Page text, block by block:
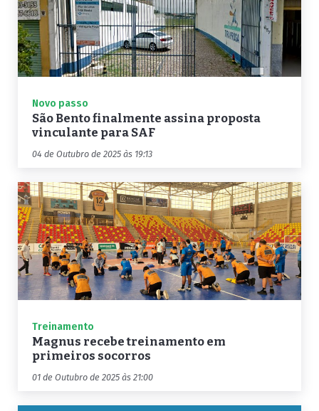
Novo passo
São Bento finalmente assina proposta
vinculante para SAF
04 de Outubro de 2025 às 19:13
Treinamento
Magnus recebe treinamento em
primeiros socorros
01 de Outubro de 2025 às 21:00